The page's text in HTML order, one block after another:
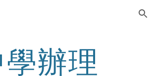
辦理